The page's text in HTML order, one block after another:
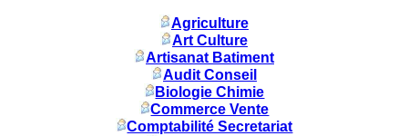
Agriculture
Art Culture
Artisanat Batiment
Audit Conseil
Biologie Chimie
Commerce Vente
Comptabilité Secretariat